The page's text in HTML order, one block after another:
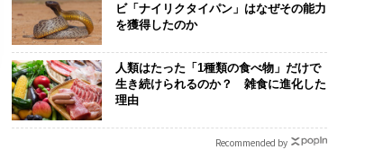
ビ「ナイリクタイパン」はなぜその能力
を獲得したのか
人類はたった「1種類の食べ物」だけで
生き続けられるのか？ 雑食に進化した
理由
Recommended by